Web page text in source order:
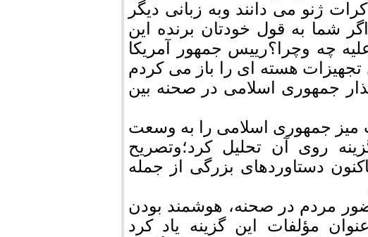
ژنو می دانند وبه زبانی دیگر
شما به قول خودتان برنده این
چه وچرا؟رییس جمهور آمریکا
هسته ای را باز می کردم
جمهوری اسلامی در صحنه بین
جمهوری اسلامی را به وسعت
روی آن تحلیل کرد؛وتصریح
دستاوردهای بزرگی از جمله
مردم در صحنه، هوشمند بودن
مؤلفات این گزینه یاد کرد